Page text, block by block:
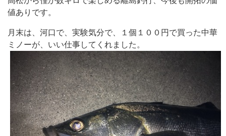
値ありです。
月末は、河口で、実験気分で、１個１００円で買った中華
ミノーが、いい仕事してくれました。